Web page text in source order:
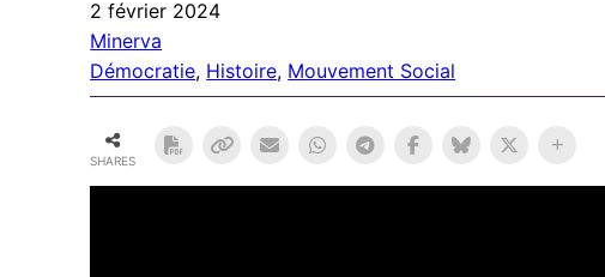
2 février 2024
Minerva
Démocratie, Histoire, Mouvement Social
SHARES